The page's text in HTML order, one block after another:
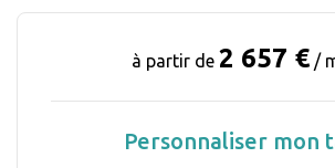
à partir de 2 657 €/
Personnaliser mon